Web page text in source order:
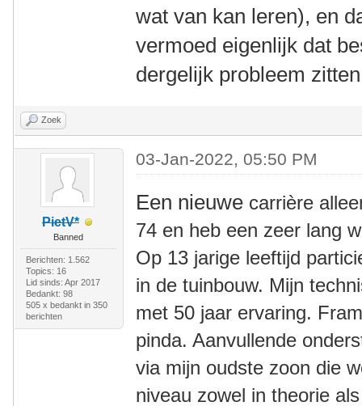
wat van kan leren), en
vermoed eigenlijk dat
dergelijk probleem
Zoek
PietV*
Banned
Berichten: 1.562
Topics: 16
Lid sinds: Apr 2017
Bedankt: 98
505 x bedankt in 350
berichten
03-Jan-2022, 05:50 PM
Een nieuwe carrière
74 en heb een zeer lang
Op 13 jarige leeftijd
in de tuinbouw. Mijn
met 50 jaar ervaring.
pinda. Aanvullende
via mijn oudste zoon die
niveau zowel in theorie